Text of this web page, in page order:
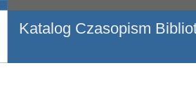
Katalog Czasopism